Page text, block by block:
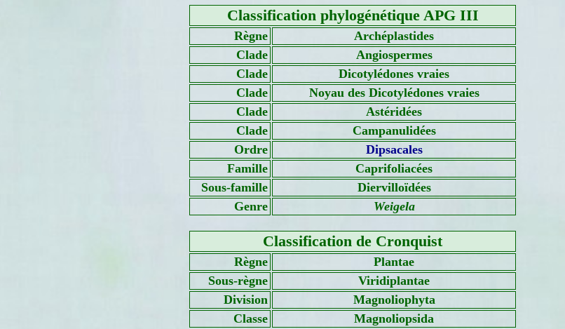
Classification phylogénétique APG III
Règne
Archéplastides
Clade
Angiospermes
Clade
Dicotylédones vraies
Clade
Noyau des Dicotylédones vraies
Clade
Astéridées
Clade
Campanulidées
Ordre
Dipsacales
Famille
Caprifoliacées
Sous-famille
Diervilloïdées
Genre
Weigela
Classification de Cronquist
Règne
Plantae
Sous-règne
Viridiplantae
Division
Magnoliophyta
Classe
Magnoliopsida